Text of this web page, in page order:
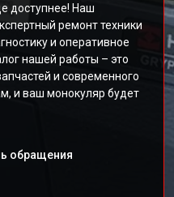
доступнее! Наш
ремонт техники
и оперативное
нашей работы – это
и современного
и ваш монокуляр будет
обращения